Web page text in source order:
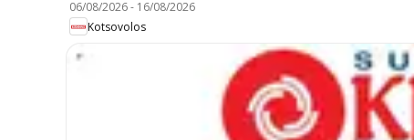
06/08/2026- 16/08/2026
Kotsovolos